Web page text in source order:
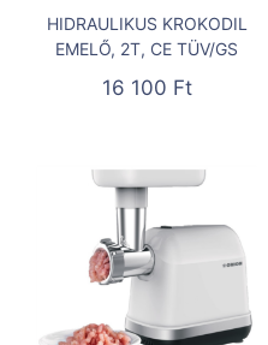
HIDRAULIKUS KROKODIL
EMELŐ, 2T, CE TÜV/GS
16 100 Ft